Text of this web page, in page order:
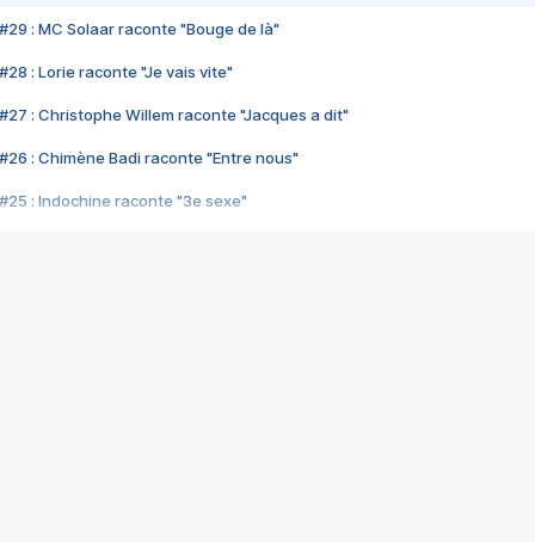
#29 : MC Solaar raconte "Bouge de là"
#28 : Lorie raconte "Je vais vite"
#27 : Christophe Willem raconte "Jacques a dit"
#26 : Chimène Badi raconte "Entre nous"
#25 : Indochine raconte "3e sexe"